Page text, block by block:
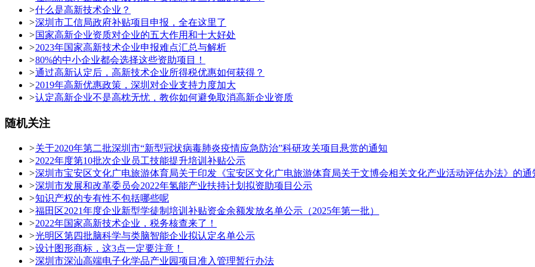
>什么是高新技术企业？
>深圳市工信局政府补贴项目申报，全在这里了
>国家高新企业资质对企业的五大作用和十大好处
>2023年国家高新技术企业申报难点汇总与解析
>80%的中小企业都会选择这些资助项目！
>通过高新认定后，高新技术企业所得税优惠如何获得？
>2019年高新优惠政策，深圳对企业支持力度加大
>认定高新企业不是高枕无忧，教你如何避免取消高新企业资质
随机关注
>关于2020年第二批深圳市“新型冠状病毒肺炎疫情应急防治”科研攻关项目悬赏的通知
>2022年度第10批次企业员工技能提升培训补贴公示
>深圳市宝安区文化广电旅游体育局关于印发《宝安区文化广电旅游体育局关于文博会相关文化产业活动评估办法》的通
>深圳市发展和改革委员会2022年氢能产业扶持计划拟资助项目公示
>知识产权的专有性不包括哪些呢
>福田区2021年度企业新型学徒制培训补贴资金余额发放名单公示（2025年第一批）
>2022年国家高新技术企业，税务核查来了！
>光明区第四批脑科学与类脑智能企业拟认定名单公示
>设计图形商标，这3点一定要注意！
>深圳市深汕高端电子化学品产业园项目准入管理暂行办法